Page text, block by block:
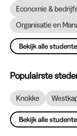
Economie &
Organisatie en
Bekijk alle
Populairste
Knokke
Bekijk alle